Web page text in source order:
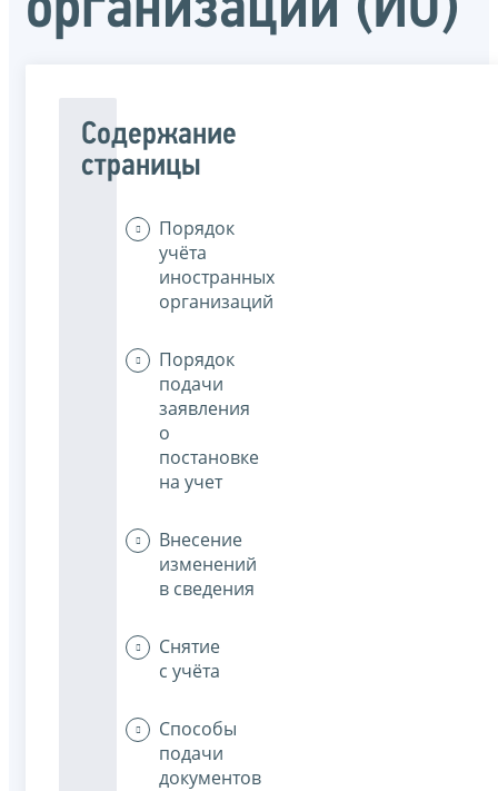
Содержание
страницы
Порядок
учёта
иностранных
организаций
Порядок
подачи
заявления
о
постановке
на учет
Внесение
изменений
в сведения
Снятие
с учёта
Способы
подачи
документов